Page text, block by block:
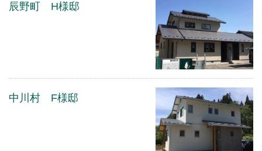
辰野町 H様邸
中川村 F様邸